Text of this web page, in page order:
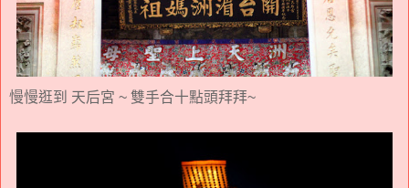
慢慢逛到 天后宮 ~ 雙手合十點頭拜拜~